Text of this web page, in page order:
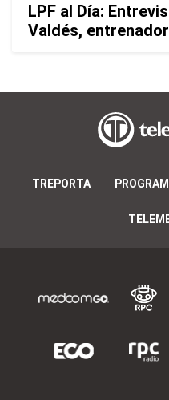
LPF al Día:
Valdés,
TREPORTA